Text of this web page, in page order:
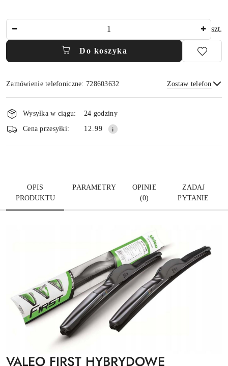
szt.
Do koszyka
Zamówienie telefoniczne: 728603632 Zostaw telefon
Wyślij
Dostępność
i
dostawa
Wysyłka w ciągu:
24 godziny
Cena przesyłki:
12.99
OPIS
PRODUKTU
PARAMETRY
OPINIE
(0)
ZADAJ
PYTANIE
VALEO FIRST HYBRYDOWE